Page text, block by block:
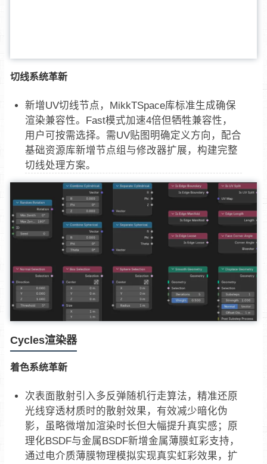
切线系统革新
新增UV切线节点，MikkTSpace库标准生成确保
渲染兼容性。Fast模式加速4倍但牺牲兼容性，
用户可按需选择。需UV贴图明确定义方向，配合
基础资源库新增节点组与修改器扩展，构建完整
切线处理方案。
Cycles渲染器
着色系统革新
次表面散射引入多反弹随机行走算法，精准还原
光线穿透材质时的散射效果，有效减少暗化伪
影，虽略微增加渲染时长但大幅提升真实感；原
理化BSDF与金属BSDF新增金属薄膜虹彩支持，
通过电介质薄膜物理模拟实现真实虹彩效果，扩